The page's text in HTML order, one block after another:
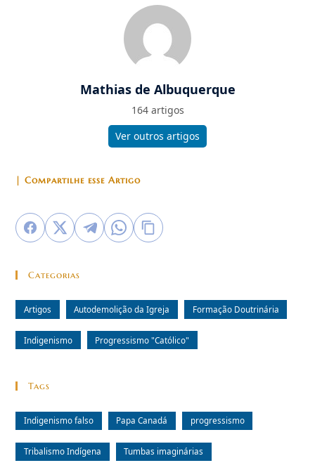
Mathias de Albuquerque
164 artigos
Ver outros artigos
| Compartilhe esse Artigo
Categorias
Artigos Autodemolição da Igreja Formação Doutrinária
Indigenismo Progressismo "Católico"
Tags
Indigenismo falso Papa Canadá progressismo
Tribalismo Indígena Tumbas imaginárias